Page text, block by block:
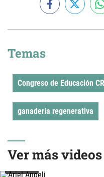
Temas
Congreso de Educación
ganadería regenerativa
Ver más videos